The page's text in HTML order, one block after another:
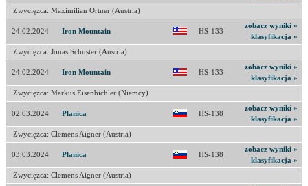
Zwycięzca: Maximilian Ortner (Austria)
24.02.2024 Iron Mountain HS-133
zobacz wyniki »
klasyfikacja »
Zwycięzca: Jonas Schuster (Austria)
24.02.2024 Iron Mountain HS-133
zobacz wyniki »
klasyfikacja »
Zwycięzca: Markus Eisenbichler (Niemcy)
02.03.2024 Planica HS-138
zobacz wyniki »
klasyfikacja »
Zwycięzca: Clemens Aigner (Austria)
03.03.2024 Planica HS-138
zobacz wyniki »
klasyfikacja »
Zwycięzca: Clemens Aigner (Austria)